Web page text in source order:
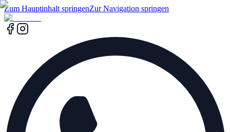
Zum Hauptinhalt springenZur Navigation springen